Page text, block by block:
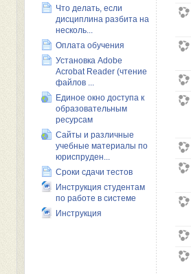
Что делать, если
дисциплина разбита на
несколь...
Оплата обучения
Установка Adobe
Acrobat Reader (чтение
файлов ...
Единое окно доступа к
образовательным
ресурсам
Сайты и различные
учебные материалы по
юриспруден...
Сроки сдачи тестов
Инструкция студентам
по работе в системе
Инструкция